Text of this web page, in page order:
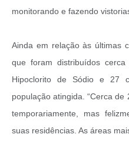
monitorando e fazendo
Ainda em relação às últimas
que foram distribuídos
Hipoclorito de Sódio e 27
população atingida. “Cerca
temporariamente, mas
suas residências. As áreas